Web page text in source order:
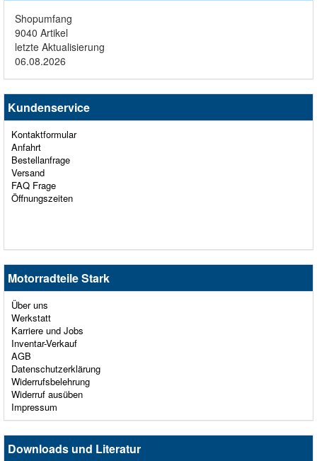
Shopumfang
9040 Artikel
letzte Aktualisierung
06.08.2026
Kundenservice
Kontaktformular
Anfahrt
Bestellanfrage
Versand
FAQ Frage
Öffnungszeiten
Motorradteile Stark
Über uns
Werkstatt
Karriere und Jobs
Inventar-Verkauf
AGB
Datenschutzerklärung
Widerrufsbelehrung
Widerruf ausüben
Impressum
Downloads und Literatur